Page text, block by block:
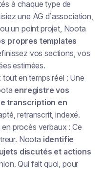
à chaque type de
une AG d’association,
un point projet, Noota
propres templates
vos sections, vos
estimées.
en temps réel : Une
enregistre vos
transcription en
retranscrit, indexé.
procès verbaux : Ce
Noota identifie
discutés et actions
Qui fait quoi, pour